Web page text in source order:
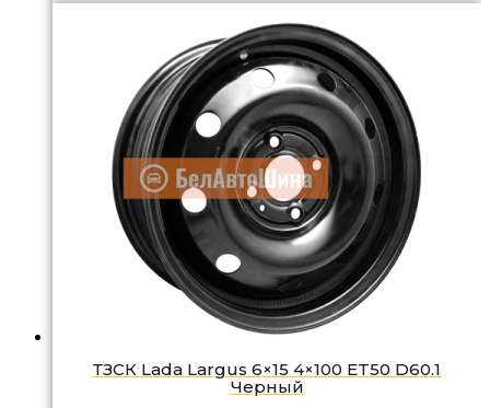
ТЗСК Lada Largus 6×15 4×100 ET50 D60.1
Черный